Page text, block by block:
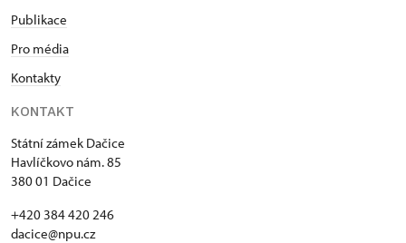
Publikace
Pro média
Kontakty
KONTAKT
Státní zámek Dačice
Havlíčkovo nám. 85
380 01 Dačice
+420 384 420 246
dacice@npu.cz